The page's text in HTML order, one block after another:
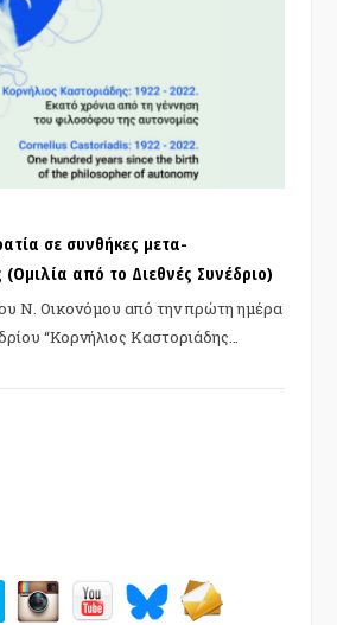
σε συνθήκες μετα-
από το Διεθνές Συνέδριο)
Ν. Οικονόμου από την πρώτη ημέρα
“Κορνήλιος Καστοριάδης…